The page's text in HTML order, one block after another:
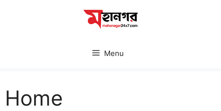
Menu
Home